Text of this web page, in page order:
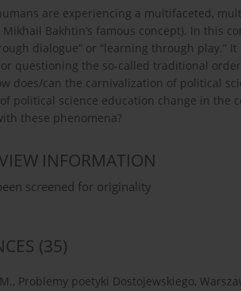
are experiencing a multifaceted,
Bakhtin’s famous concept). In this
dialogue” or “learning through play.”
questioning the so-called traditional
does/can the carnivalization of political
political science education change in the
these phenomena?
INFORMATION
screened for originality
(35)
Problemy poetyki Dostojewskiego,